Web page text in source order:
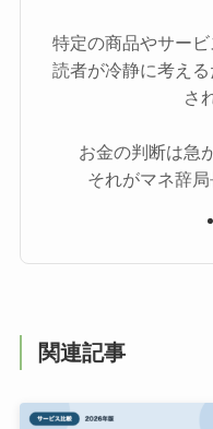
特定の商品やサービ
読者が冷静に考え
さ
お金の判断は急
それがマネ辞局
関連記事